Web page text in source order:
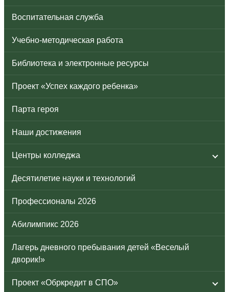
Воспитательная служба
Учебно-методическая работа
Библиотека и электронные ресурсы
Проект «Успех каждого ребенка»
Парта героя
Наши достижения
Центры колледжа
Десятилетие науки и технологий
Профессионалы 2026
Абилимпикс 2026
Лагерь дневного пребывания детей «Веселый
дворик!»
Проект «Обркредит в СПО»